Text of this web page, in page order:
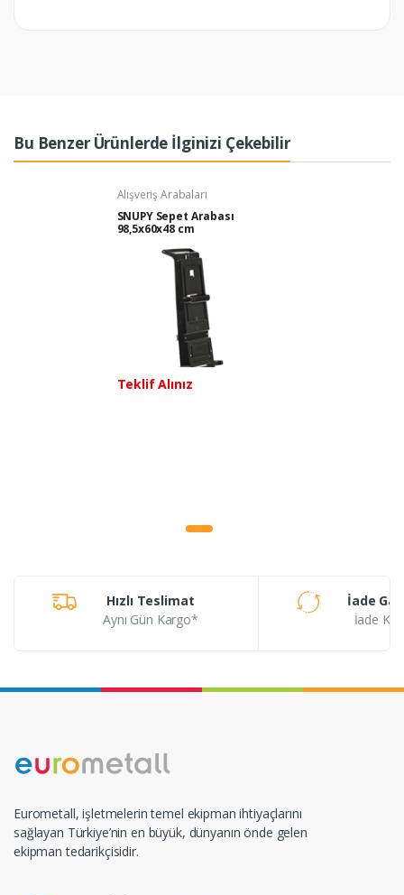
Bu Benzer Ürünlerde İlginizi Çekebilir
Alışveriş Arabaları
SNUPY Sepet Arabası
98,5x60x48 cm
Teklif Alınız
Hızlı Teslimat
Aynı Gün Kargo*
İade
İade
Eurometall, işletmelerin temel ekipman ihtiyaçlarını
sağlayan Türkiye’nin en büyük, dünyanın önde gelen
ekipman tedarikçisidir.